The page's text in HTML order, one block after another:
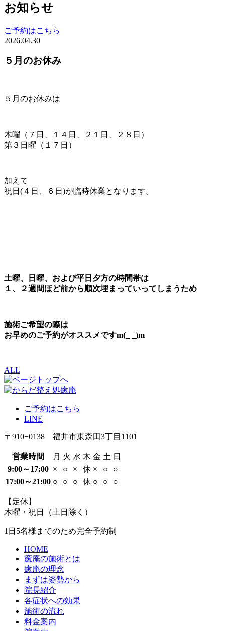
お知らせ
ご予約はこちら
2026.04.30
５月のお休み
５月のお休みは
木曜（７日、１４日、２１日、２８日）
第３日曜（１７日）
加えて
祝日(４日、６日)が臨時休業となります。
土曜、日曜、および平日夕方の時間帯は
１、２週間ほど前から順次埋まっていってしまうため
施術ご希望の際は
お早めのご予約がオススメですm(_ _)m
ALL
ご予約はこちら
LINE
〒910−0138 福井市東森田3丁目1101
営業時間 月 火 水 木 金 土 日
9:00～17:00 × ○ × 休 × ○
○
17:00～21:00 ○ ○ ○ 休 ○ ○ ○
【定休】
木曜・祝日（土日除く）
1日5名様までのため完全予約制
HOME
癒庵の施術とは
癒庵の理念
まずは姿勢から
院長紹介
各症状への効果
施術の流れ
料金案内